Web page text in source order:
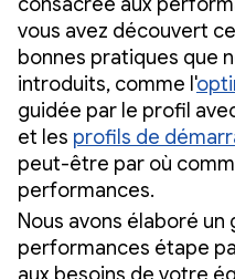
vous avez découvert
bonnes pratiques que
introduits, comme l'
guidée par le profil
et les profils de
peut-être par où
performances.
Nous avons élaboré
performances étape